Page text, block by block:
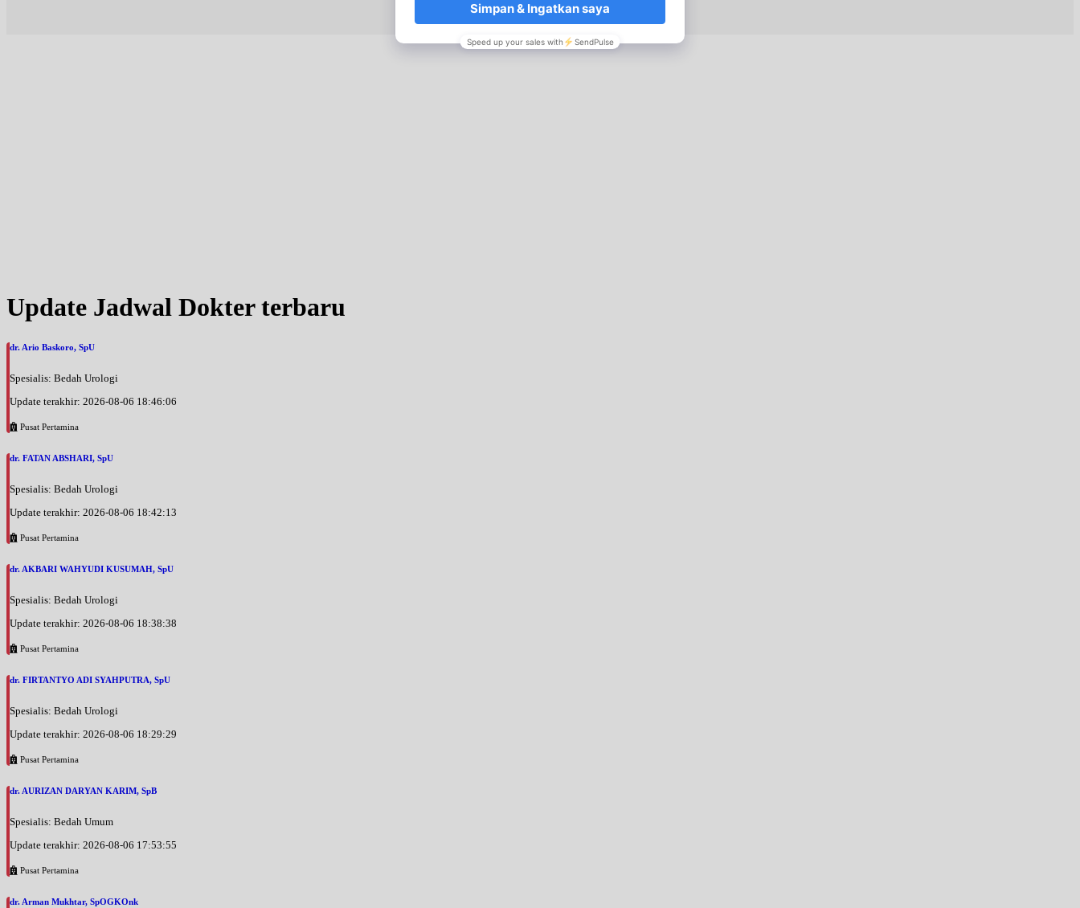
Update Jadwal Dokter terbaru
dr. Ario Baskoro, SpU
Spesialis: Bedah Urologi
Update terakhir: 2026-08-06 18:46:06
Pusat Pertamina
dr. FATAN ABSHARI, SpU
Spesialis: Bedah Urologi
Update terakhir: 2026-08-06 18:42:13
Pusat Pertamina
dr. AKBARI WAHYUDI KUSUMAH, SpU
Spesialis: Bedah Urologi
Update terakhir: 2026-08-06 18:38:38
Pusat Pertamina
dr. FIRTANTYO ADI SYAHPUTRA, SpU
Spesialis: Bedah Urologi
Update terakhir: 2026-08-06 18:29:29
Pusat Pertamina
dr. AURIZAN DARYAN KARIM, SpB
Spesialis: Bedah Umum
Update terakhir: 2026-08-06 17:53:55
Pusat Pertamina
dr. Arman Mukhtar, SpOGKOnk